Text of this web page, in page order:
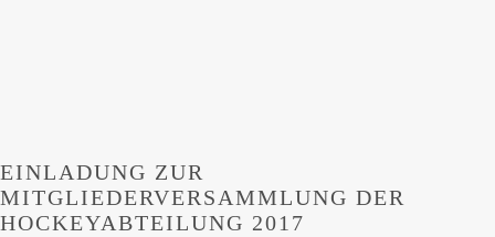
EINLADUNG ZUR
MITGLIEDERVERSAMMLUNG DER
HOCKEYABTEILUNG 2017